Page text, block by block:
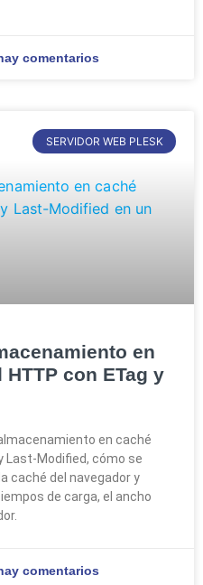
comentarios
SERVIDOR WEB PLESK
en
con ETag y
en caché
Last-Modified, cómo se
caché del navegador y
de carga, el ancho
comentarios